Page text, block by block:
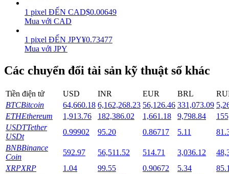
Lợi nhuận cao và truy cập ngay lập tức
Launchpool
Đặt cọc linh hoạt để kiếm được các token phổ biến.
1 pixel ĐẾN CAD$0.00649
Mua với CAD
1 pixel ĐẾN JPY¥0.73477
Mua với JPY
Các chuyển đổi tài sản kỹ thuật số khác
Tiền điện tử USD INR EUR BRL
BTCBitcoin 64,660.18 6,162,268.23 56,126.46 331,073.09
ETHEthereum 1,913.76 182,386.02 1,661.18 9,798.84
USDTTether
USDt
0.99902 95.20 0.86717 5.11
BNBBinance
Coin
592.97 56,511.52 514.71 3,036.12
XRPXRP 1.04 99.55 0.90672 5.34